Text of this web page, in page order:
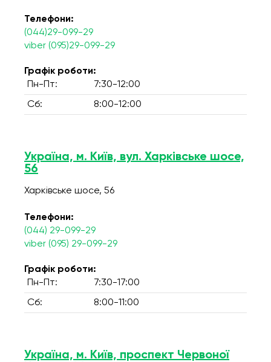
Телефони:
(044)29-099-29
viber (095)29-099-29
Графік роботи:
Пн-Пт:
7:30-12:00
Сб: 8:00-12:00
Україна, м. Київ, вул. Харківське шосе,
56
Харківське шосе, 56
Телефони:
(044) 29-099-29
viber (095) 29-099-29
Графік роботи:
Пн-Пт:
7:30-17:00
Сб: 8:00-11:00
Україна, м. Київ, проспект Червоної